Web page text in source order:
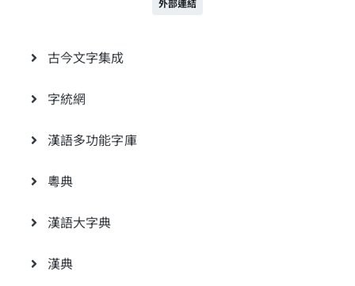
外部連結
古今文字集成
字統網
漢語多功能字庫
粵典
漢語大字典
漢典